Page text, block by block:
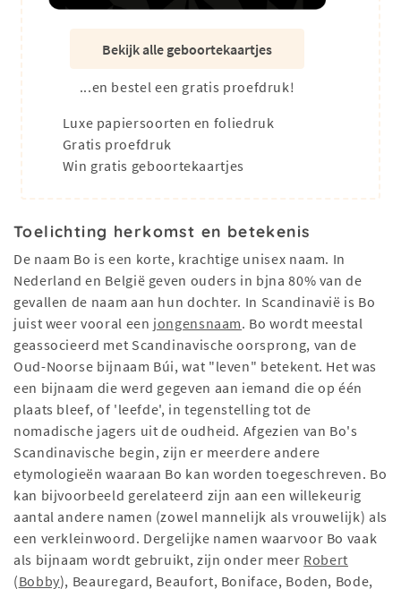
Bekijk alle geboortekaartjes
...en bestel een gratis proefdruk!
Luxe papiersoorten en foliedruk
Gratis proefdruk
Win gratis geboortekaartjes
Toelichting herkomst en betekenis
De naam Bo is een korte, krachtige unisex naam. In
Nederland en België geven ouders in bjna 80% van de
gevallen de naam aan hun dochter. In Scandinavië is Bo
juist weer vooral een jongensnaam. Bo wordt meestal
geassocieerd met Scandinavische oorsprong, van de
Oud-Noorse bijnaam Búi, wat "leven" betekent. Het was
een bijnaam die werd gegeven aan iemand die op één
plaats bleef, of 'leefde', in tegenstelling tot de
nomadische jagers uit de oudheid. Afgezien van Bo's
Scandinavische begin, zijn er meerdere andere
etymologieën waaraan Bo kan worden toegeschreven. Bo
kan bijvoorbeeld gerelateerd zijn aan een willekeurig
aantal andere namen (zowel mannelijk als vrouwelijk) als
een verkleinwoord. Dergelijke namen waarvoor Bo vaak
als bijnaam wordt gebruikt, zijn onder meer Robert
(Bobby), Beauregard, Beaufort, Boniface, Boden, Bode,